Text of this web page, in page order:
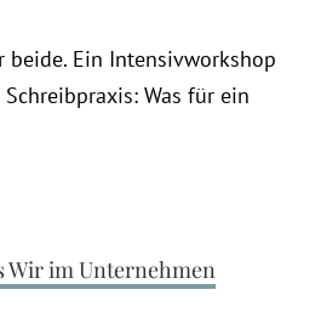
beide. Ein Intensivworkshop
Was für ein
Wir im Unternehmen